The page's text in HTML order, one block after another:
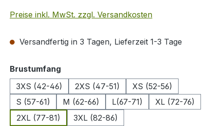
Preise inkl. MwSt. zzgl. Versandkosten
Versandfertig in 3 Tagen, Lieferzeit 1-3 Tage
Brustumfangauswählen
3XS (42-46)
2XS (47-51)
XS (52-56)
S (57-61)
M (62-66) L(67-71)
XL (72-76)
2XL (77-81)
3XL (82-86)